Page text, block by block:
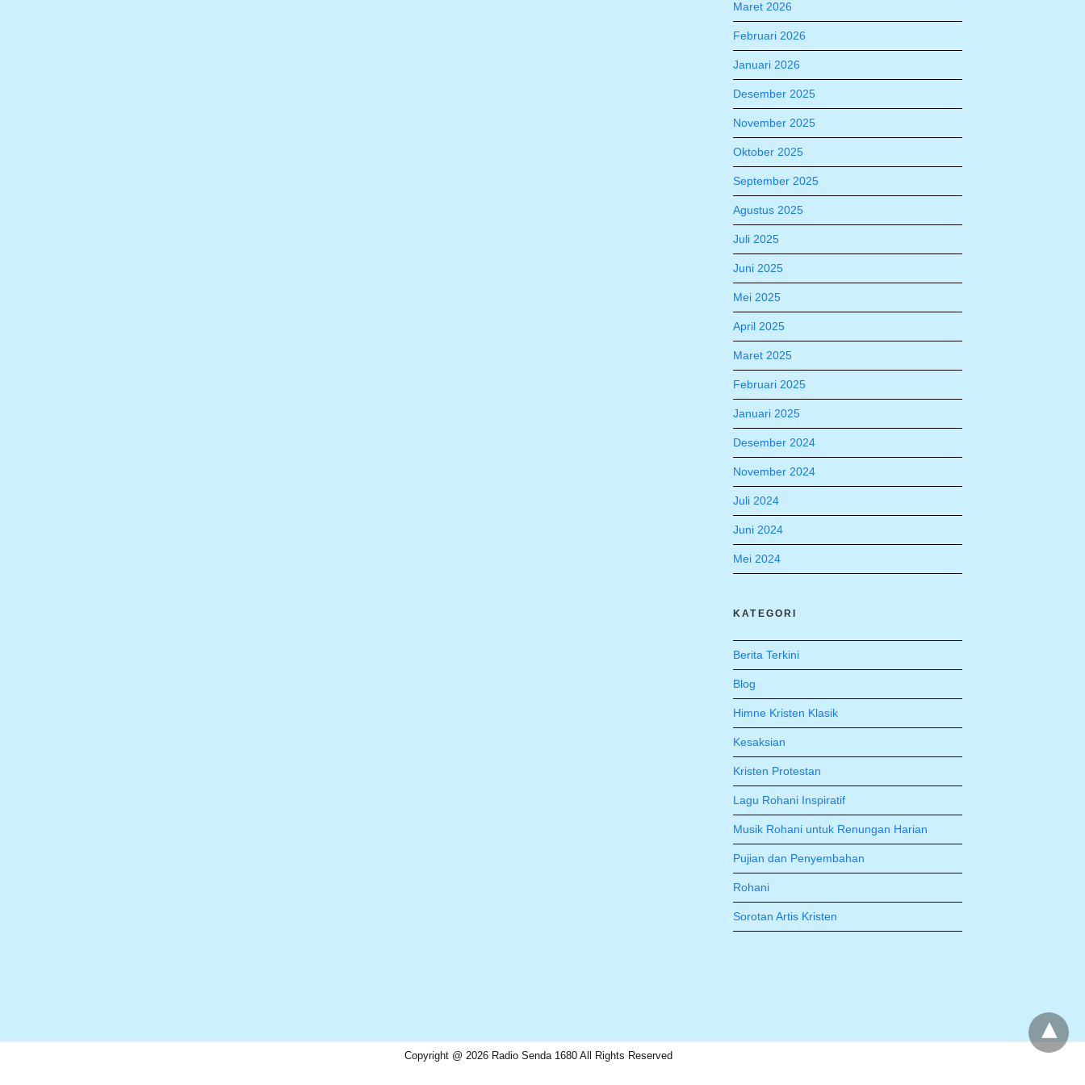
Maret 2026
Februari 2026
Januari 2026
Desember 2025
November 2025
Oktober 2025
September 2025
Agustus 2025
Juli 2025
Juni 2025
Mei 2025
April 2025
Maret 2025
Februari 2025
Januari 2025
Desember 2024
November 2024
Juli 2024
Juni 2024
Mei 2024
KATEGORI
Berita Terkini
Blog
Himne Kristen Klasik
Kesaksian
Kristen Protestan
Lagu Rohani Inspiratif
Musik Rohani untuk Renungan Harian
Pujian dan Penyembahan
Rohani
Sorotan Artis Kristen
Copyright @ 2026 Radio Senda 1680 All Rights Reserved